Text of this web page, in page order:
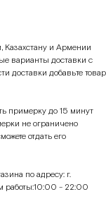
Казахстану и Армении
варианты доставки с
доставки добавьте товар
примерку до 15 минут
не ограничено
отдать его
по адресу: г.
работы:10:00 - 22:00